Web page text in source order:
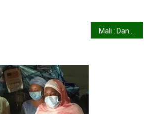
Mali : Dans l’urgente obligation d’une trêve sociopolitique